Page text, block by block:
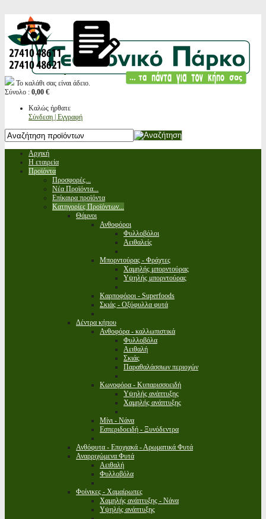
Το καλάθι σας είναι άδειο.
Σύνολο : 0,00 €
Καλώς ήρθατε
Σύνδεση | Εγγραφή
Αρχική
Η εταιρεία
Προϊόντα
Προσφορές...
Νέα Προϊόντα...
Επίκαιρα προϊόντα
Κατηγορίες Προϊόντων...
Θάμνοι
Ανθοφόροι
Φυλλοβόλοι
Αειθαλείς
Μπορντούρας - Φράχτες
Χαμηλής μπορντούρας
Υψηλής μπορντούρας
Καρποφόροι - Superfoods
Σκιάς - Οξύφυλλα φυτά
Δέντρα κήπου
Ανθοφόρα - καλλωπιστικά
Φυλλοβόλα
Αειθαλή
Σκιάς
Παραθαλάσσιων περιοχών
Κωνοφόρα - Κυπαρισσοειδή
Υψηλής ανάπτυξης
Χαμηλής ανάπτυξης
Μίνι - Νάνα
Εσπεριδοειδή - Ξυνόδεντρα
Ανθόφυτα - Εποχιακά - Αρωματικά Φυτά
Αναρριχώμενα Φυτά
Αειθαλή
Φυλλοβόλα
Φοίνικες - Χαμαίρωπες
Χαμηλής ανάπτυξης - Νάνα
Υψηλής ανάπτυξης